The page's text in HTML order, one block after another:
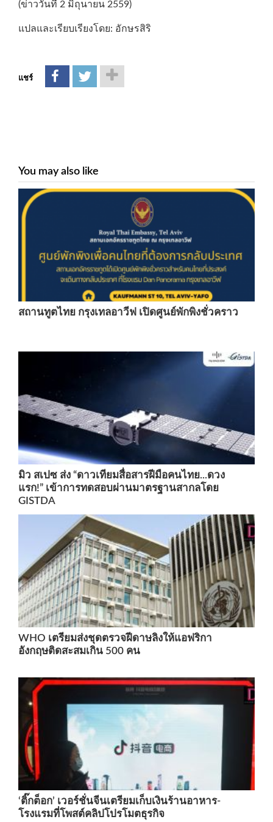
(ข่าววันที่ 2 มิถุนายน 2559)
แปลและเรียบเรียงโดย: อักษรสิริ
แชร์
You may also like
สถานทูตไทย กรุงเทลอาวีฟ เปิดศูนย์พักพิงชั่วคราว
มิว สเปซ ส่ง “ดาวเทียมสื่อสารฝีมือคนไทย...ดวง
แรก!” เข้าการทดสอบผ่านมาตรฐานสากลโดย
GISTDA
WHO เตรียมส่งชุดตรวจฝีดาษลิงให้แอฟริกา
อังกฤษติดสะสมเกิน 500 คน
‘ติ๊กต็อก’ เวอร์ชั่นจีนเตรียมเก็บเงินร้านอาหาร-
โรงแรมที่โพสต์คลิปโปรโมตธุรกิจ